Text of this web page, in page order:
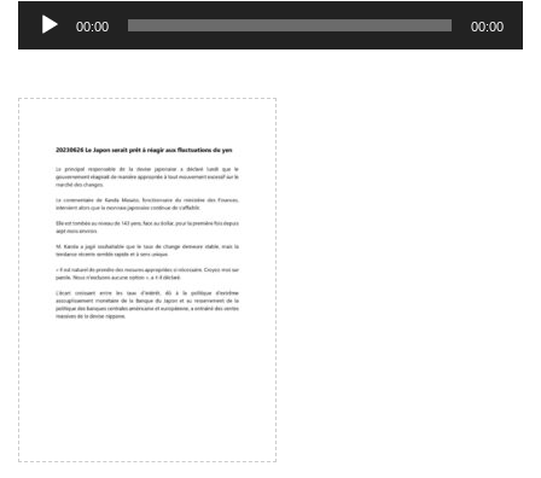
声
レ
ー
ヤ
ー
00:00 00:00